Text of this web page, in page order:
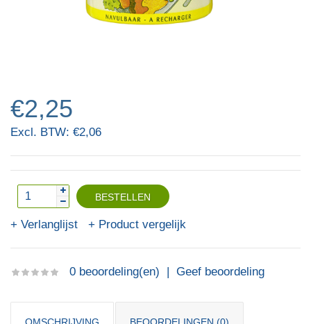
€2,25
Excl. BTW: €2,06
Verlanglijst Product vergelijk
0 beoordeling(en) | Geef beoordeling